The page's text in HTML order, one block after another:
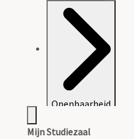
Openbaarheid
Mijn Studiezaal